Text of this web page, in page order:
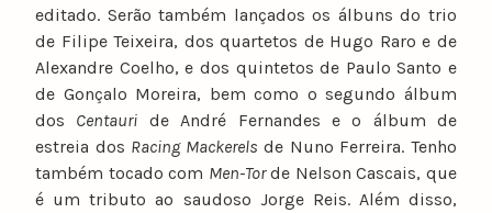
editado. Serão também lançados os álbuns do trio
de Filipe Teixeira, dos quartetos de Hugo Raro e de
Alexandre Coelho, e dos quintetos de Paulo Santo e
de Gonçalo Moreira, bem como o segundo álbum
dos Centauri de André Fernandes e o álbum de
estreia dos Racing Mackerels de Nuno Ferreira. Tenho
também tocado com Men-Torde Nelson Cascais, que
é um tributo ao saudoso Jorge Reis. Além disso,